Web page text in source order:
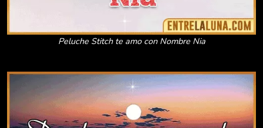
Peluche Stitch te amo con Nombre Nia